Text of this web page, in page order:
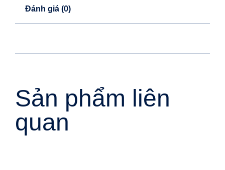
Đánh giá (0)
Sản phẩm liên
quan